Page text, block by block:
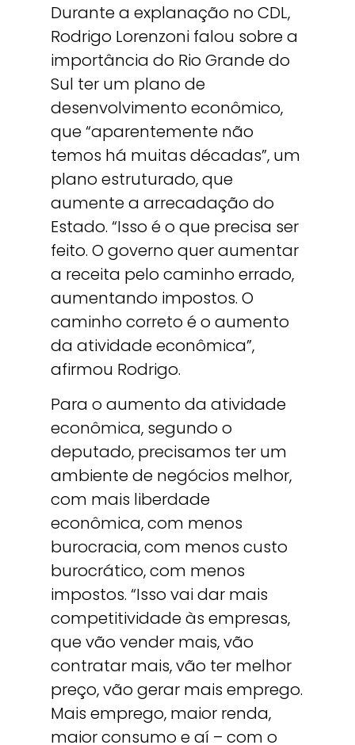
Durante a explanação no CDL,
Rodrigo Lorenzoni falou sobre a
importância do Rio Grande do
Sul ter um plano de
desenvolvimento econômico,
que “aparentemente não
temos há muitas décadas”, um
plano estruturado, que
aumente a arrecadação do
Estado. “Isso é o que precisa ser
feito. O governo quer aumentar
a receita pelo caminho errado,
aumentando impostos. O
caminho correto é o aumento
da atividade econômica”,
afirmou Rodrigo.
Para o aumento da atividade
econômica, segundo o
deputado, precisamos ter um
ambiente de negócios melhor,
com mais liberdade
econômica, com menos
burocracia, com menos custo
burocrático, com menos
impostos. “Isso vai dar mais
competitividade às empresas,
que vão vender mais, vão
contratar mais, vão ter melhor
preço, vão gerar mais emprego.
Mais emprego, maior renda,
maior consumo e aí – com o